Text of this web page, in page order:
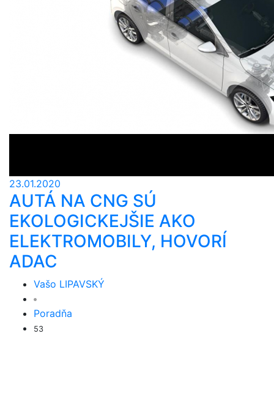
23.01.2020
AUTÁ NA CNG SÚ
EKOLOGICKEJŠIE AKO
ELEKTROMOBILY, HOVORÍ
ADAC
Vašo LIPAVSKÝ
Poradňa
53